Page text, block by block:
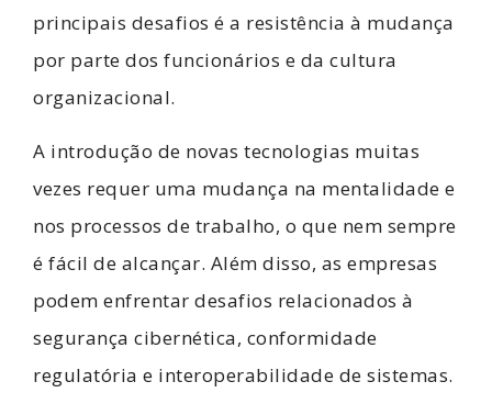
principais desafios é a resistência à mudança
por parte dos funcionários e da cultura
organizacional.
A introdução de novas tecnologias muitas
vezes requer uma mudança na mentalidade e
nos processos de trabalho, o que nem sempre
é fácil de alcançar. Além disso, as empresas
podem enfrentar desafios relacionados à
segurança cibernética, conformidade
regulatória e interoperabilidade de sistemas.